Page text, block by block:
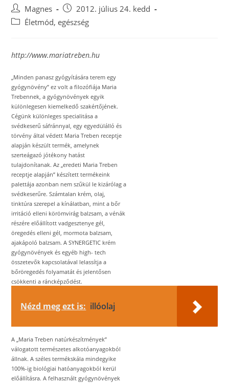
Post
author:
Magnes
Post
published:
2012. július 24. kedd
PostÉletmód, egészség
http://www.mariatreben.hu
„Minden panasz gyógyítására terem egy
gyógynövény” ez volt a filozófiája Maria
Trebennek, a gyógynövények egyik
különlegesen kiemelkedő szakértőjének.
Cégünk különleges specialitása a
svédkeserű sáfránnyal, egy egyedülálló és
törvény által védett Maria Treben receptje
alapján készült termék, amelynek
szerteágazó jótékony hatást
tulajdonítanak. Az „eredeti Maria Treben
receptje alapján” készített termékeink
palettája azonban nem szűkül le kizárólag a
svédkeserűre. Számtalan krém, olaj,
tinktúra szerepel a kínálatban, mint a bőr
irritáció elleni körömvirág balzsam, a vénák
részére előállított vadgesztenye gél,
öregedés elleni gél, mormota balzsam,
ajakápoló balzsam. A SYNERGETIC krém
gyógynövények és egyéb high- tech
összetevők kapcsolatával lelassítja a
bőröregedés folyamatát és jelentősen
csökkenti a ráncképződést.
Nézd meg ezt is: illóolaj
A „Maria Treben natúrkészítmények”
válogatott természetes alkotóanyagokból
állnak. A széles termékskála mindegyike
100%-ig biológiai hatóanyagokból kerül
előállításra. A felhasznált gyógynövények